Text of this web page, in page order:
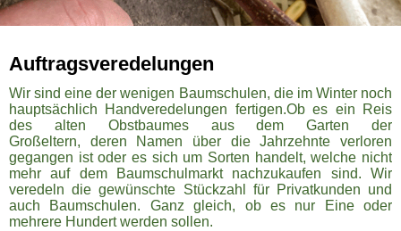
Auftragsveredelungen
Wir sind eine der wenigen Baumschulen, die im Winter noch
hauptsächlich Handveredelungen fertigen.Ob es ein Reis
des alten Obstbaumes aus dem Garten der
Großeltern, deren Namen über die Jahrzehnte verloren
gegangen ist oder es sich um Sorten handelt, welche nicht
mehr auf dem Baumschulmarkt nachzukaufen sind. Wir
veredeln die gewünschte Stückzahl für Privatkunden und
auch Baumschulen. Ganz gleich, ob es nur Eine oder
mehrere Hundert werden sollen.